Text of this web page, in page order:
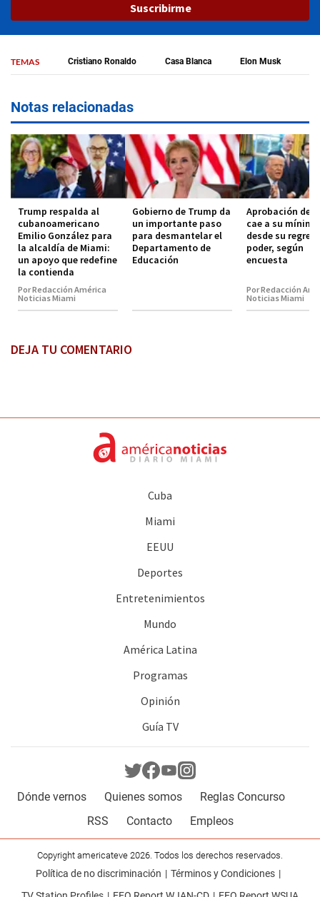
Suscribirme
TEMAS Cristiano Ronaldo Casa Blanca Elon Musk
Notas relacionadas
Trump respalda al
cubanoamericano
Emilio González para
la alcaldía de Miami:
un apoyo que redefine
la contienda
Por Redacción América
Noticias Miami
Gobierno de Trump da
un importante paso
para desmantelar el
Departamento de
Educación
Aprobación de
cae a su mínimo
desde su
poder, según
encuesta
Por Redacción
Noticias Miami
DEJA TU COMENTARIO
Cuba
Miami
EEUU
Deportes
Entretenimientos
Mundo
América Latina
Programas
Opinión
Guía TV
Dónde vernos Quienes somos
Reglas Concurso
RSS
Contacto Empleos
Copyright americateve 2026. Todos los derechos reservados.
Política de no discriminación
Términos y Condiciones